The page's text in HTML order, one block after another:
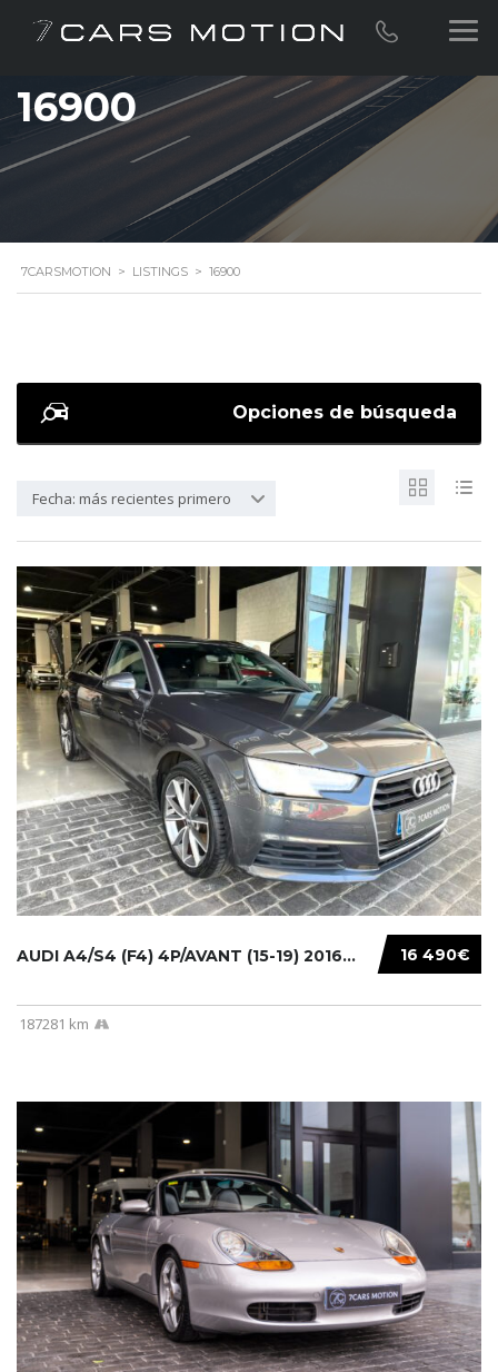
16900
7CARSMOTION > LISTINGS > 16900
Opciones de búsqueda
Fecha: más recientes primero
16 490€
AUDI A4/S4 (F4) 4P/AVANT (15-19) 2016...
187281 km